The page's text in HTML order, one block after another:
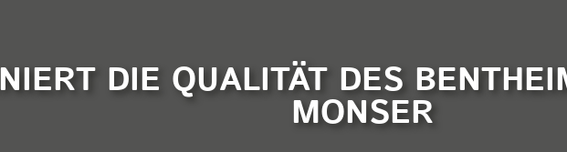
DIE QUALITÄT DES
MONSER